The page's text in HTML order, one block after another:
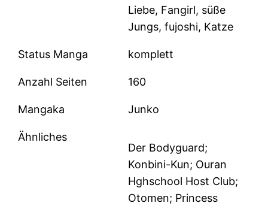
Liebe, Fangirl, süße
Jungs, fujoshi, Katze
Status Manga komplett
Anzahl Seiten 160
Mangaka Junko
Ähnliches
Der Bodyguard;
Konbini-Kun; Ouran
Hghschool Host Club;
Otomen; Princess